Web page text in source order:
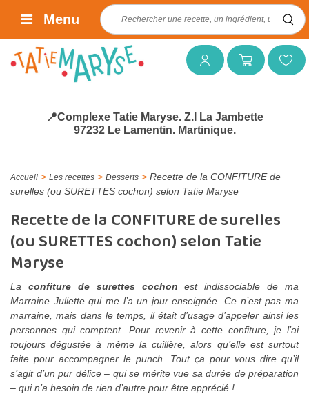
Mon compteMon panierMes favoris
Rechercher :
Menu
📍Complexe Tatie Maryse. Z.I La Jambette
97232 Le Lamentin. Martinique.
Accueil > Les recettes > Desserts > Recette de la CONFITURE de
surelles (ou SURETTES cochon) selon Tatie Maryse
Recette de la CONFITURE de surelles
(ou SURETTES cochon) selon Tatie
Maryse
La confiture de surettes cochon est indissociable de ma
Marraine Juliette qui me l’a un jour enseignée. Ce n’est pas ma
marraine, mais dans le temps, il était d’usage d’appeler ainsi les
personnes qui comptent. Pour revenir à cette confiture, je l’ai
toujours dégustée à même la cuillère, alors qu’elle est surtout
faite pour accompagner le punch. Tout ça pour vous dire qu’il
s’agit d’un pur délice – qui se mérite vue sa durée de préparation
– qui n’a besoin de rien d’autre pour être apprécié !